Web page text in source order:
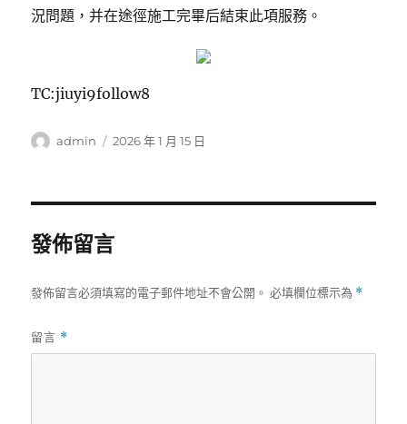
況問題，并在途徑施工完畢后結束此項服務。
TC:jiuyi9follow8
作
admin
發
2026 年 1 月 15 日
發佈留言
發佈留言必須填寫的電子郵件地址不會公開。 必填欄位標示為 *
留言 *